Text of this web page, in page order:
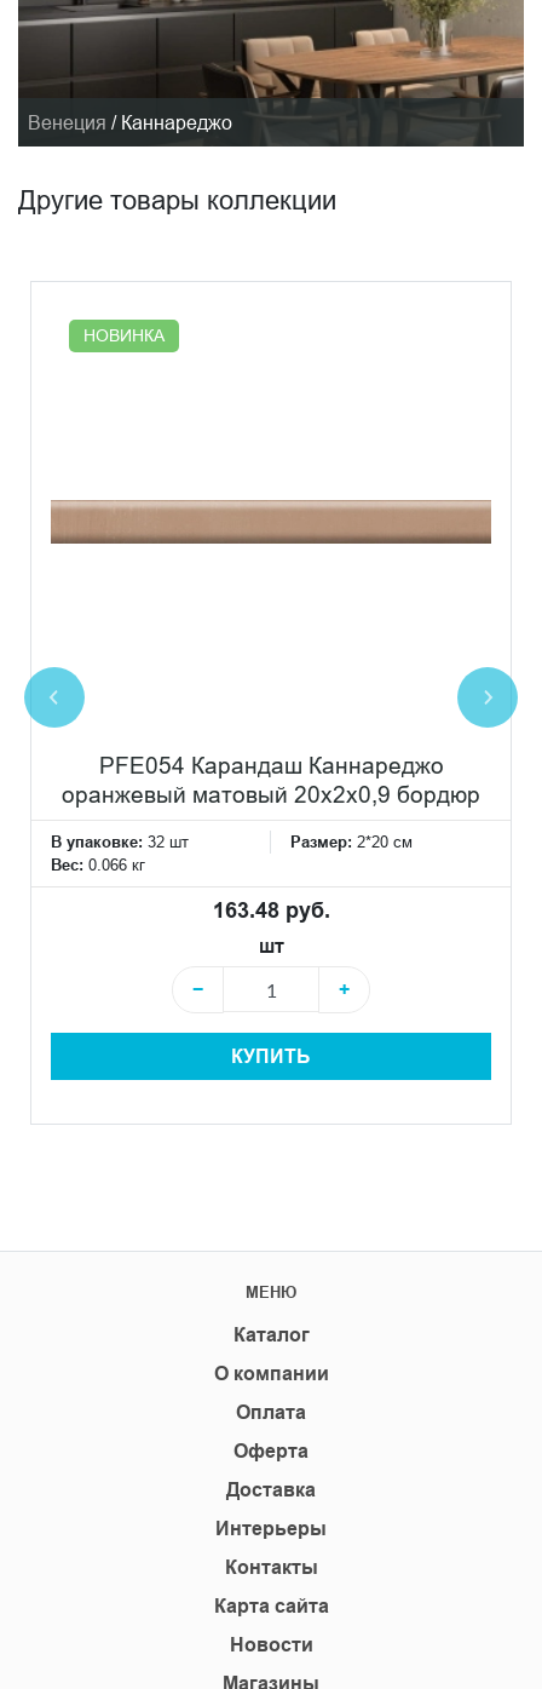
Венеция / Каннареджо
Другие товары коллекции
НОВИНКА
PFE054 Карандаш Каннареджо
оранжевый матовый 20x2x0,9 бордюр
В упаковке: 32 шт Размер: 2*20 см
Вес: 0.066 кг
163.48 руб.
шт
−
+
КУПИТЬ
МЕНЮ
Каталог
О компании
Оплата
Оферта
Доставка
Интерьеры
Контакты
Карта сайта
Новости
Магазины